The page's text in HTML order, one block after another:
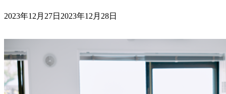
2023年12月27日 2023年12月28日